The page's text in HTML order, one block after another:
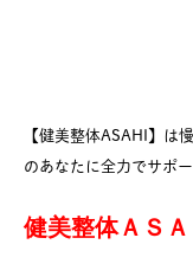
【健美整体ASAHI】は
のあなたに全力でサポ
健美整体ＡＳＡ